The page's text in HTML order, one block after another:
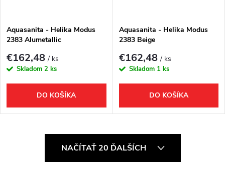
Aquasanita - Helika Modus
2383 Alumetallic
€162,48/ ks
Skladom 2 ks
DO KOŠÍKA
Aquasanita - Helika Modus
2383 Beige
€162,48/ ks
Skladom 1 ks
DO KOŠÍKA
NAČÍTAŤ 20 ĎALŠÍCH